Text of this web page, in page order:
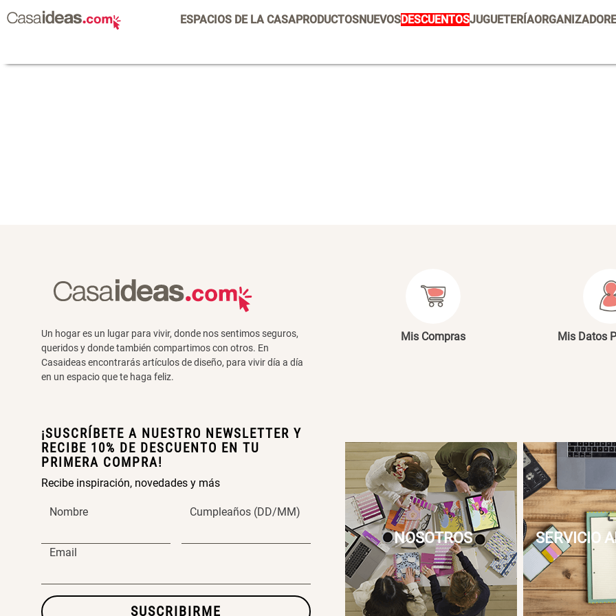
ESPACIOS DE LA CASAPRODUCTOSNUEVOSDESCUENTOSJUGUETERÍA
Un hogar es un lugar para vivir, donde nos sentimos seguros,
queridos y donde también compartimos con otros. En
Casaideas encontrarás artículos de diseño, para vivir día a día
en un espacio que te haga feliz.
¡SUSCRÍBETE A NUESTRO NEWSLETTER Y
RECIBE 10% DE DESCUENTO EN TU
PRIMERA COMPRA!
Recibe inspiración, novedades y más
Nombre Cumpleaños (DD/MM)
Email
SUSCRIBIRME
Mis Compras Mis Datos
NOSOTROS SERVICIO
Set 2 Potes de Silicona
$ 29.900,00 $
Vajilla